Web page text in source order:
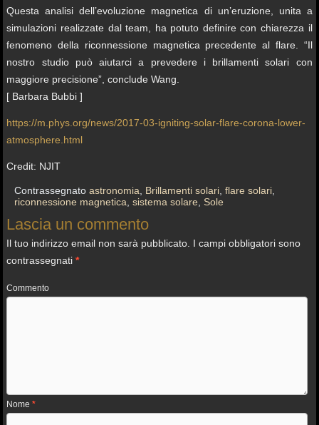
Questa analisi dell’evoluzione magnetica di un’eruzione, unita a
simulazioni realizzate dal team, ha potuto definire con chiarezza il
fenomeno della riconnessione magnetica precedente al flare. “Il
nostro studio può aiutarci a prevedere i brillamenti solari con
maggiore precisione”, conclude Wang.
[ Barbara Bubbi ]
https://m.phys.org/news/2017-03-igniting-solar-flare-corona-lower-
atmosphere.html
Credit: NJIT
Contrassegnato astronomia Brillamenti solari ,flare solari
riconnessione magnetica ,sistema solare Sole
Lascia un commento
Il tuo indirizzo email non sarà pubblicato. I campi obbligatori sono
contrassegnati*
Commento
Nome*